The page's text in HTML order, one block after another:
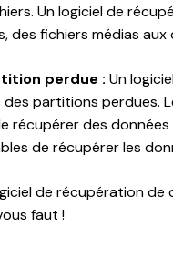
Un logiciel de
des fichiers médias
perdue : Un
partitions perdues.
récupérer des
de récupérer les
de récupération
faut !